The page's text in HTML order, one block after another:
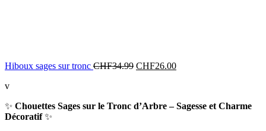
Hiboux sages sur tronc CHF34.99 CHF26.00
v
✨ Chouettes Sages sur le Tronc d’Arbre – Sagesse et Charme
Décoratif✨